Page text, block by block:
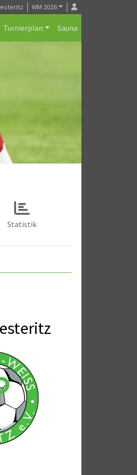
WM 2026
Turnierplan Sauna
Statistik